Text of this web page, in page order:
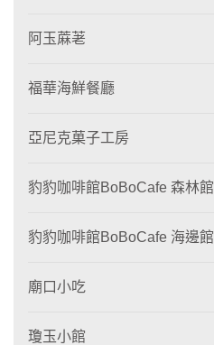
阿玉蔴荖
福華海鮮餐廳
亞尼克菓子工房
豹豹咖啡館BoBoCafe 森林館
豹豹咖啡館BoBoCafe 海邊館
廟口小吃
瓊玉小館